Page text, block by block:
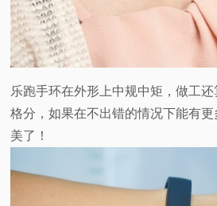
乐跑手环在外形上中规中矩，做工
格分，如果在不出错的情况下能有
美了！